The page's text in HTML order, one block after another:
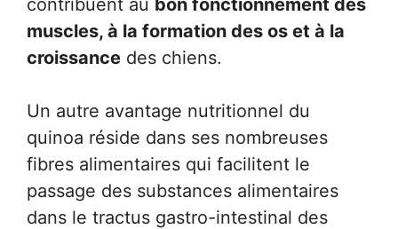
muscles, à la formation des os et à la
croissance des chiens.
Un autre avantage nutritionnel du
quinoa réside dans ses nombreuses
fibres alimentaires qui facilitent le
passage des substances alimentaires
dans le tractus gastro-intestinal des